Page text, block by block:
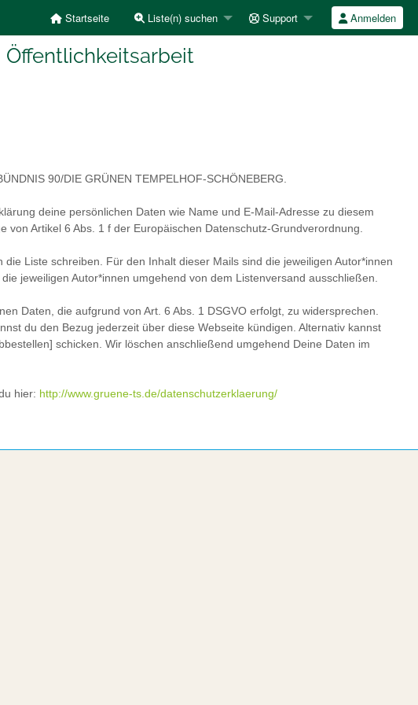
Startseite Liste(n) suchen Support Anmelden
90/DIE GRÜNEN TEMPELHOF-SCHÖNEBERG.
deine persönlichen Daten wie Name und E-Mail-Adresse zu diesem
Artikel 6 Abs. 1 f der Europäischen Datenschutz-Grundverordnung.
Liste schreiben. Für den Inhalt dieser Mails sind die jeweiligen Autor*innen
jeweiligen Autor*innen umgehend von dem Listenversand ausschließen.
Daten, die aufgrund von Art. 6 Abs. 1 DSGVO erfolgt, zu widersprechen.
du den Bezug jederzeit über diese Webseite kündigen. Alternativ kannst
schicken. Wir löschen anschließend umgehend Deine Daten im
hier: http://www.gruene-ts.de/datenschutzerklaerung/